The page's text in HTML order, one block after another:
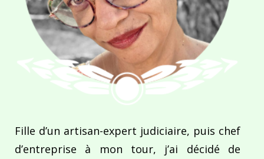
Fille d’un artisan-expert judiciaire, puis chef
d’entreprise à mon tour, j’ai décidé de